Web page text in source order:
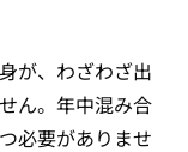
が、わざわざ出
ん。年中混み合
必要がありませ